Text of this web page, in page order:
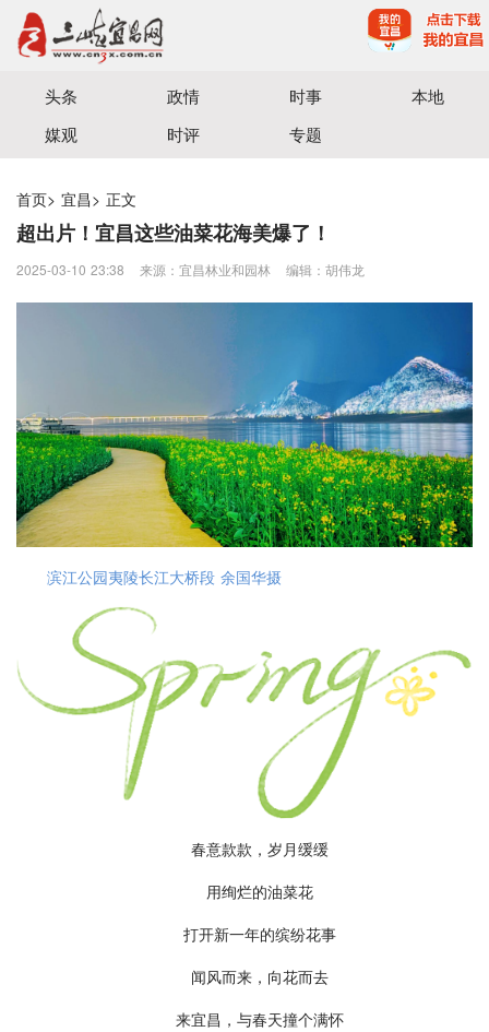
宜昌三峡融媒体中心主办
头条 政情 时事
本地
媒观
时评 专题
首页> 宜昌> 正文
超出片！宜昌这些油菜花海美爆了！
2025-03-10 23:38 来源：​宜昌林业和园林 编辑：胡伟龙
滨江公园夷陵长江大桥段 余国华摄
春意款款，岁月缓缓
用绚烂的油菜花
打开新一年的缤纷花事
闻风而来，向花而去
来宜昌，与春天撞个满怀